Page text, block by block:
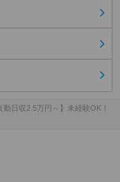
勤日収2.5万円～】未経験OK！